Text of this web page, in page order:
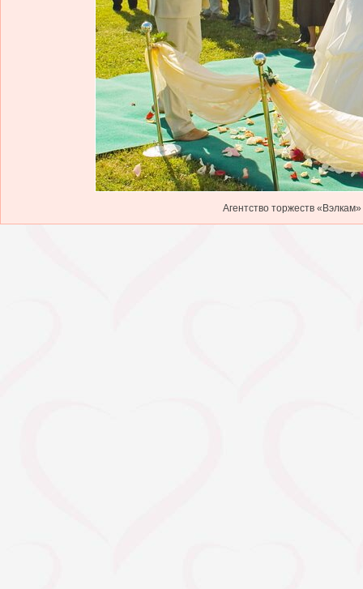
Агентство торжеств